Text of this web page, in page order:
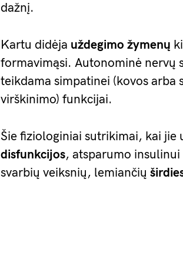
dažnį.
Kartu didėja uždegimo žymenų
formavimąsi. Autonominė nervų
teikdama simpatinei (kovos
virškinimo) funkcijai.
Šie fiziologiniai sutrikimai, kai jie
disfunkcijos, atsparumo insulinui
svarbių veiksnių, lemiančių